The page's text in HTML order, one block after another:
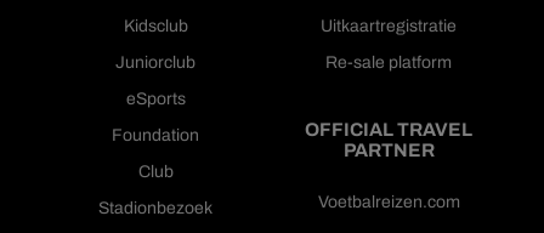
Kidsclub
Juniorclub
eSports
Foundation
Club
Stadionbezoek
Uitkaartregistratie
Re-sale platform
OFFICIAL TRAVEL
PARTNER
Voetbalreizen.com